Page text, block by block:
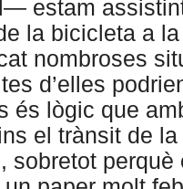
estam
la bicicleta a
nombroses
d’elles
és lògic que
el trànsit de
sobretot perquè